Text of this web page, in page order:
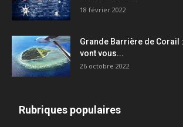
18 février 2022
Grande Barrière de Corail
vont vous...
26 octobre 2022
Rubriques populaires